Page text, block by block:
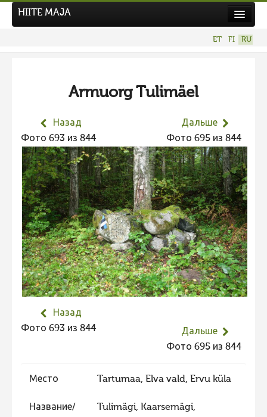
Hiite kuvavõistlus 2026
Фотоконкурс 2025
Не учитываются 2025
Видео 2025
Фотоконкурс 2024
Не учитываются 2024
Видео 2024
Фотоконкурс 2023
Не учитываются 2023
Фотоконкурс 2021
Видео 2021
HIITE MAJA
ET FI RU
Armuorg Tulimäel
Назад
Фото 693 из 844
Дальше
Фото 695 из 844
Назад
Фото 693 из 844
Дальше
Фото 695 из 844
Место Tartumaa, Elva vald, Ervu küla
Название/
Tulimägi, Kaarsemägi,